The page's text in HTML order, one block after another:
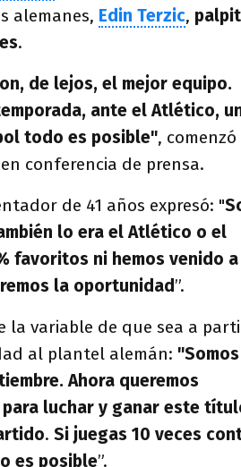
alemanes, Edin Terzic,
.
de lejos, el mejor equipo.
ante el Atlético,
todo es posible", comenzó
conferencia de prensa.
de 41 años expresó: "
lo era el Atlético o el
favoritos ni hemos venido
la oportunidad”.
la variable de que sea a
al plantel alemán:
Ahora queremos
luchar y ganar este
. Si juegas 10 veces
es posible”.